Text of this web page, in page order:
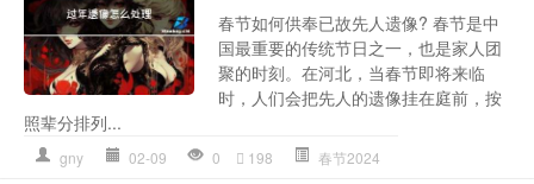
春节如何供奉已故先人遗像? 春节是中
国最重要的传统节日之一，也是家人团
聚的时刻。在河北，当春节即将来临
时，人们会把先人的遗像挂在庭前，按
照辈分排列...
gny 02-09 0 198 春节2024